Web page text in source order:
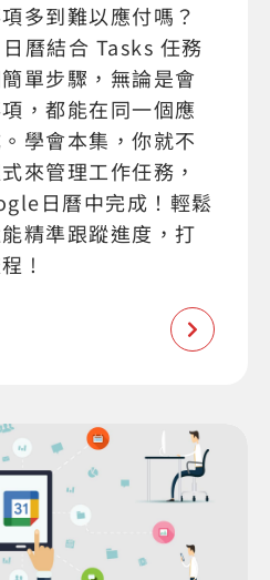
多到難以應付嗎？
曆結合 Tasks 任務
單步驟，無論是會
，都能在同一個應
學會本集，你就不
來管理工作任務，
日曆中完成！輕鬆
精準跟蹤進度，打
!